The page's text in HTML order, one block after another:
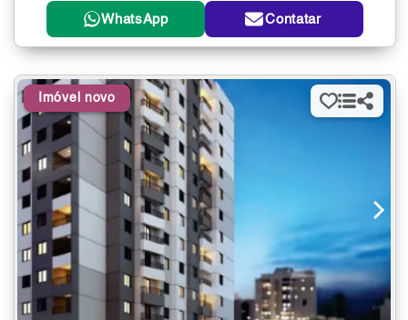
WhatsApp Contatar
Imóvel novo